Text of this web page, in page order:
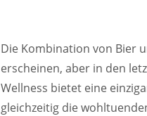
Die Kombination von Bier
erscheinen, aber in den
Wellness bietet eine
gleichzeitig die